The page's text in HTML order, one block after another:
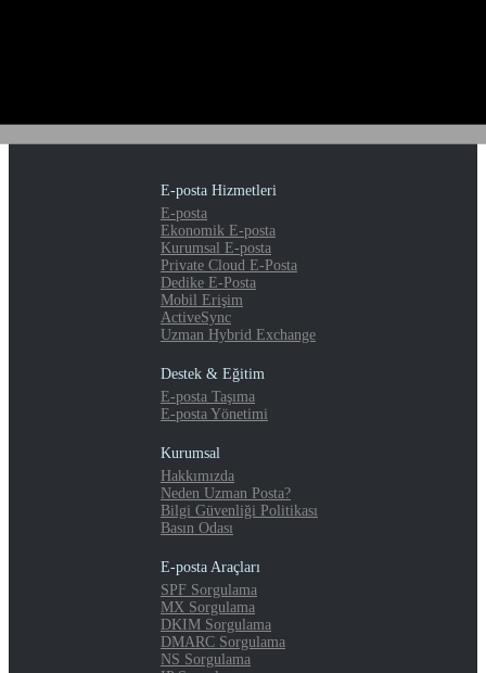
E-posta Hizmetleri
E-posta
Ekonomik E-posta
Kurumsal E-posta
Private Cloud E-Posta
Dedike E-Posta
Mobil Erişim
ActiveSync
Uzman Hybrid Exchange
Destek & Eğitim
E-posta Taşıma
E-posta Yönetimi
Kurumsal
Hakkımızda
Neden Uzman Posta?
Bilgi Güvenliği Politikası
Basın Odası
E-posta Araçları
SPF Sorgulama
MX Sorgulama
DKIM Sorgulama
DMARC Sorgulama
NS Sorgulama